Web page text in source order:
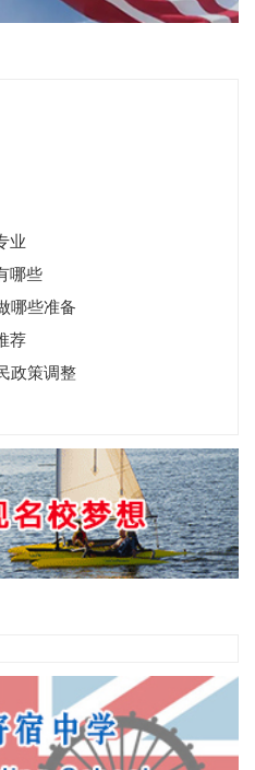
业
哪些
哪些准备
荐
政策调整